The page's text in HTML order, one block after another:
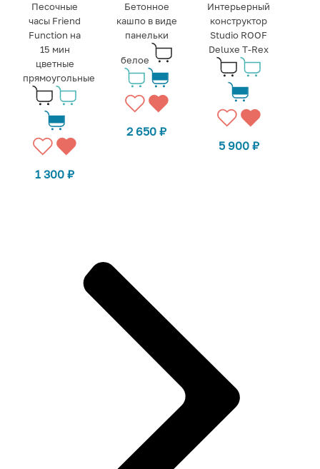
Песочные
часы Friend
Function на
15 мин
цветные
прямоугольные
1 300₽
Бетонное
кашпо в виде
панельки
белое
2 650₽
Интерьерный
конструктор
Studio ROOF
Deluxe T-Rex
5 900 ₽